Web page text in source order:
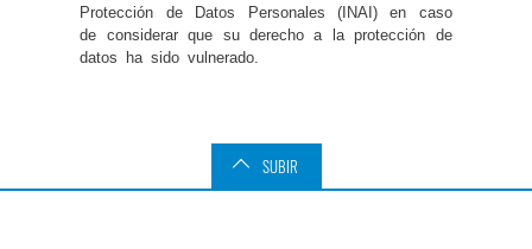
Protección de Datos Personales (INAI) en caso
de considerar que su derecho a la protección de
datos ha sido vulnerado.
SUBIR